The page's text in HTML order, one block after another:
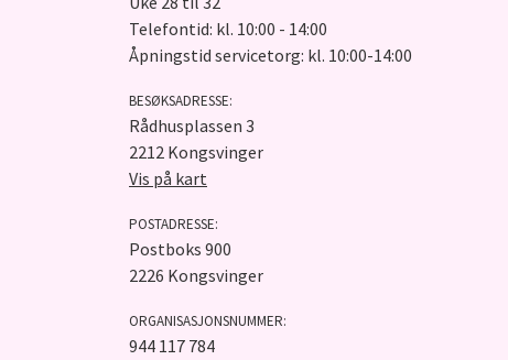
Telefontid: kl. 10:00 - 14:00
Åpningstid servicetorg: kl. 10:00-14:00
BESØKSADRESSE:
Rådhusplassen 3
2212 Kongsvinger
Vis på kart
POSTADRESSE:
Postboks 900
2226 Kongsvinger
ORGANISASJONSNUMMER:
944 117 784